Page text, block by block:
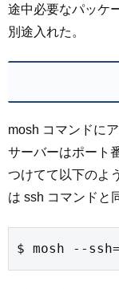
途中必要なパッケ
別途入れた。
mosh コマンドに
サーバーはポート
つけてて以下のよ
は ssh コマンドと
$ mosh --